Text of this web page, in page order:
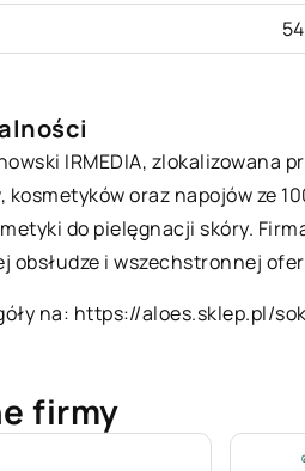
IRMEDIA, zlokalizowana
kosmetyków oraz napojów ze
do pielęgnacji skóry.
obsłudze i wszechstronnej
na: https://aloes.sklep.pl/
firmy